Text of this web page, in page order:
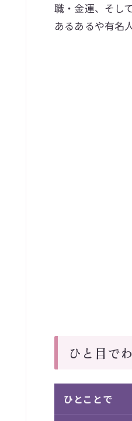
職・金運、そし
あるあるや有名
ひと目で
ひとことで